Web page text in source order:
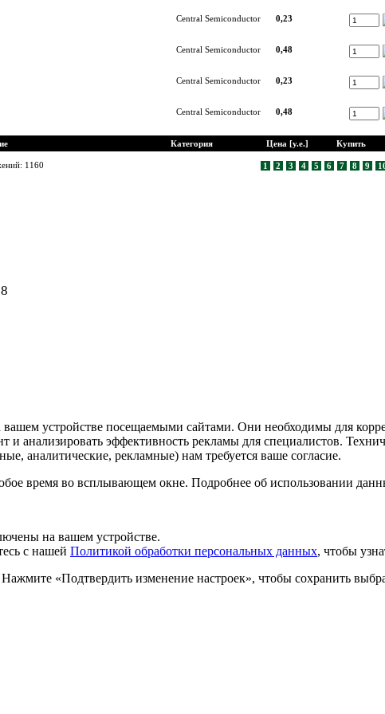
Central Semiconductor 0,23
Central Semiconductor 0,48
Central Semiconductor 0,23
Central Semiconductor 0,48
Категория Цена [у.е.] Купить
1160 1 2 3 4 5 6 7 8 9
устройстве посещаемыми сайтами. Они необходимы для
и анализировать эффективность рекламы для специалистов.
аналитические, рекламные) нам требуется ваше согласие.
время во всплывающем окне. Подробнее об использовании
на вашем устройстве.
с нашей Политикой обработки персональных данных, чтобы
Нажмите «Подтвердить изменение настроек», чтобы сохранить